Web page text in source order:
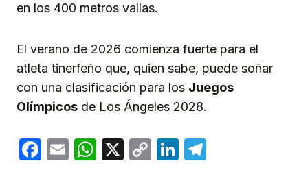
en los 400 metros vallas.
El verano de 2026 comienza fuerte para el
atleta tinerfeño que, quien sabe, puede soñar
con una clasificación para los Juegos
Olímpicos de Los Ángeles 2028.
Facebook
EmailWhatsApp
X
CopyLinkedIn